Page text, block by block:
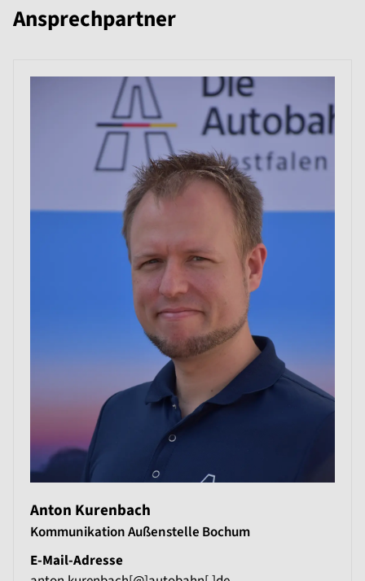
Ansprechpartner
Anton Kurenbach
Kommunikation Außenstelle Bochum
E-Mail-Adresse